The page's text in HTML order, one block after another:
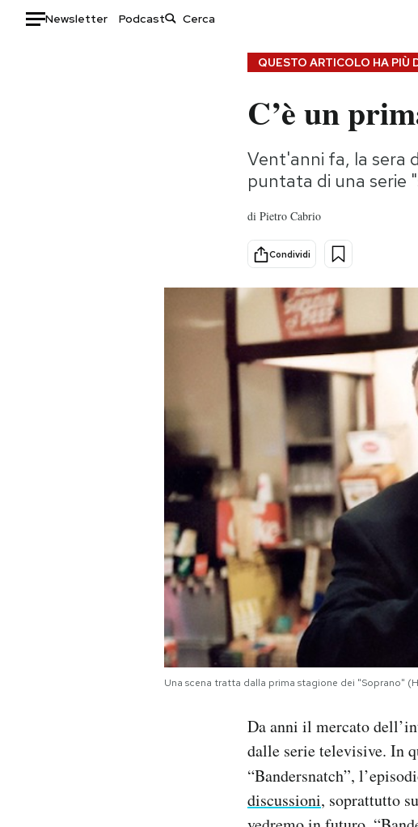
Newsletter Podcast
Consumismi
Altrecose
Mondiali calcio 2026
AREA PERSONALE
QUESTO ARTICOLO HA PIÙ
C’è un
Vent'anni fa, la sera
puntata di una serie
di Pietro Cabrio
Condividi
Una scena tratta dalla prima stagione dei "Soprano"
Da anni il mercato
dalle serie televisive. In
“Bandersnatch”,
discussioni, soprattutto